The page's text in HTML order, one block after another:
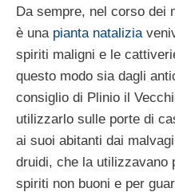
Da sempre, nel corso dei
è una pianta natalizia
spiriti maligni e le
questo modo sia dagli
consiglio di Plinio il
utilizzarlo sulle porte di
ai suoi abitanti dai
druidi, che la utilizzavano
spiriti non buoni e per